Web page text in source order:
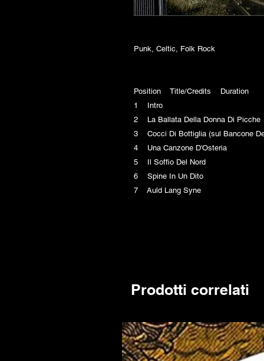
Punk, Celtic, Folk Rock
Position Title/Credits Duration
1 Intro
2 La Ballata Della Donna Di
3 Cocci Di Bottiglia (sul Bancone
4 Una Canzone D'Osteria
5 Il Soffio Del Nord
6 Spine In Un Dito
7 Auld Lang Syne
Prodotti correlati